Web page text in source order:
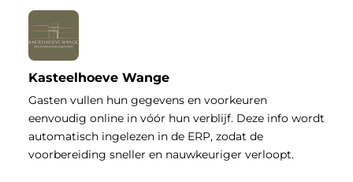
Kasteelhoeve Wange
Gasten vullen hun gegevens en voorkeuren
eenvoudig online in vóór hun verblijf. Deze info wordt
automatisch ingelezen in de ERP, zodat de
voorbereiding sneller en nauwkeuriger verloopt.